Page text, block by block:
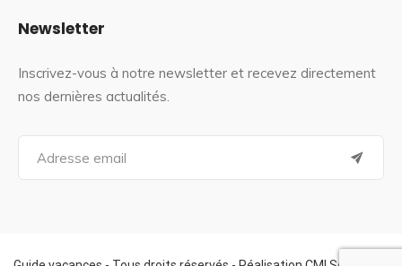
Newsletter
Inscrivez-vous à notre newsletter et recevez directement
nos dernières actualités.
a
f